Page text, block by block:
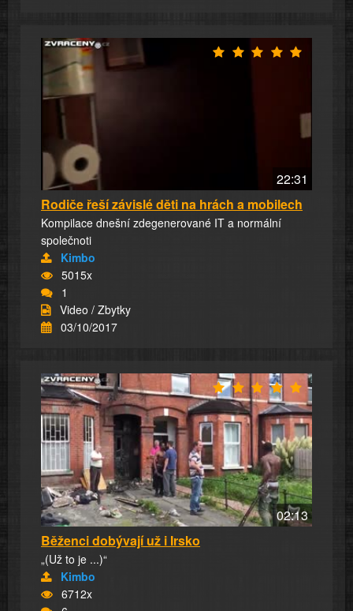
22:31
Rodiče řeší závislé děti na hrách a mobilech
Kompilace dnešní zdegenerované IT a normální
společnoti
Kimbo
5015x
1
Video / Zbytky
03/10/2017
02:13
Běženci dobývají už i Irsko
„(Už to je ...)“
Kimbo
6712x